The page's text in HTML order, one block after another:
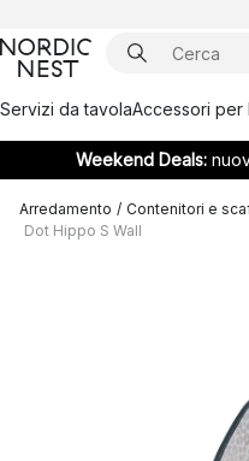
Servizi da tavolaAccessori per
Weekend Deals:
Arredamento / Contenitori e
Dot Hippo S Wall